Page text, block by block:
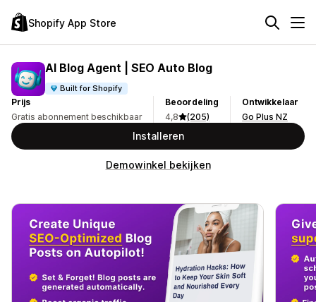
Shopify App Store
AI Blog Agent | SEO Auto Blog
Built for Shopify
Prijs
Gratis abonnement beschikbaar
Beoordeling
4,8
(205)
Ontwikkelaar
Go Plus NZ
Installeren
Demowinkel bekijken